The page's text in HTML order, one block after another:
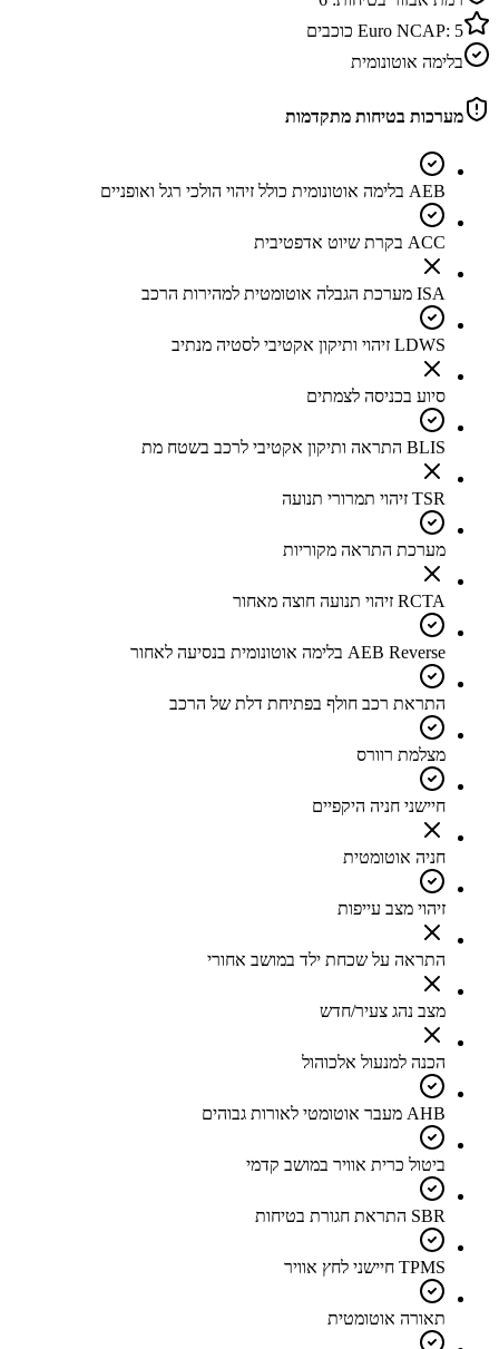
Euro NCAP: 5
כוכבים
בלימה אוטונומית
מערכות בטיחות מתקדמות
AEB בלימה אוטונומית כולל זיהוי הולכי רגל ואופניים
ACC בקרת שיוט אדפטיבית
ISA מערכת הגבלה אוטומטית למהירות הרכב
LDWS זיהוי ותיקון אקטיבי לסטיה מנתיב
סיוע בכניסה לצמתים
BLIS התראה ותיקון אקטיבי לרכב בשטח מת
TSR זיהוי תמרורי תנועה
מערכת התראה מקוריות
RCTA זיהוי תנועה חוצה מאחור
AEB Reverse בלימה אוטונומית בנסיעה לאחור
התראת רכב חולף בפתיחת דלת של הרכב
מצלמת רוורס
חיישני חניה היקפיים
חניה אוטומטית
זיהוי מצב עייפות
התראה על שכחת ילד במושב אחורי
מצב נהג צעיר/חדש
הכנה למנעול אלכוהול
AHB מעבר אוטומטי לאורות גבוהים
ביטול כרית אוויר במושב קדמי
SBR התראת חגורת בטיחות
TPMS חיישני לחץ אוויר
תאורה אוטומטית